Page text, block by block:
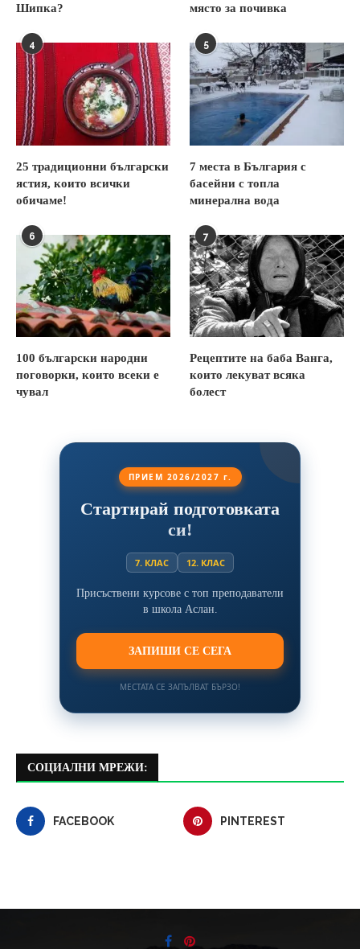
Шипка?
място за почивка
4
25 традиционни български
ястия, които всички
обичаме!
5
7 места в България с
басейни с топла
минерална вода
6
100 български народни
поговорки, които всеки е
чувал
7
Рецептите на баба Ванга,
които лекуват всяка
болест
ПРИЕМ 2026/2027 г.
Стартирай подготовката
си!
7. КЛАС 12. КЛАС
Присъствени курсове с топ преподаватели
в школа Аслан.
ЗАПИШИ СЕ СЕГА
МЕСТАТА СЕ ЗАПЪЛВАТ БЪРЗО!
СОЦИАЛНИ МРЕЖИ:
FACEBOOK PINTEREST